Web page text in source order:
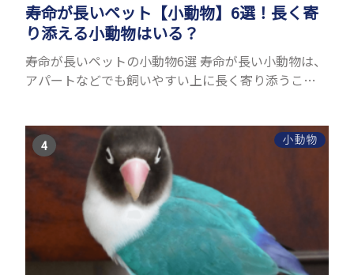
寿命が長いペット【小動物】6選！長く寄
り添える小動物はいる？
寿命が長いペットの小動物6選 寿命が長い小動物は、
アパートなどでも飼いやすい上に長く寄り添うこと
育のポイ...
小動物